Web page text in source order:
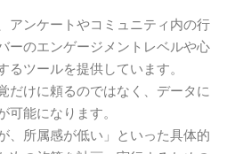
アンケートやコミュニティ内の行
ーのエンゲージメントレベルや心
ツールを提供しています。
だけに頼るのではなく、データに
能になります。
、所属感が低い」といった具体的